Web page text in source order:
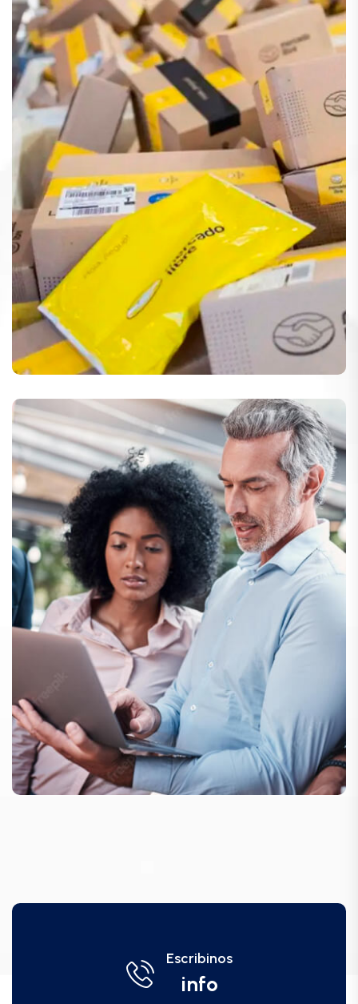
Escribinos
info